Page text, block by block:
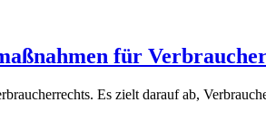
für
Es zielt darauf ab,